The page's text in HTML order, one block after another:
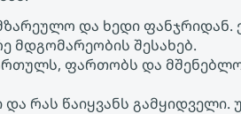
და ხედი
მდგომარეობის შესახებ.
ფართობს და
და რას წაიყვანს